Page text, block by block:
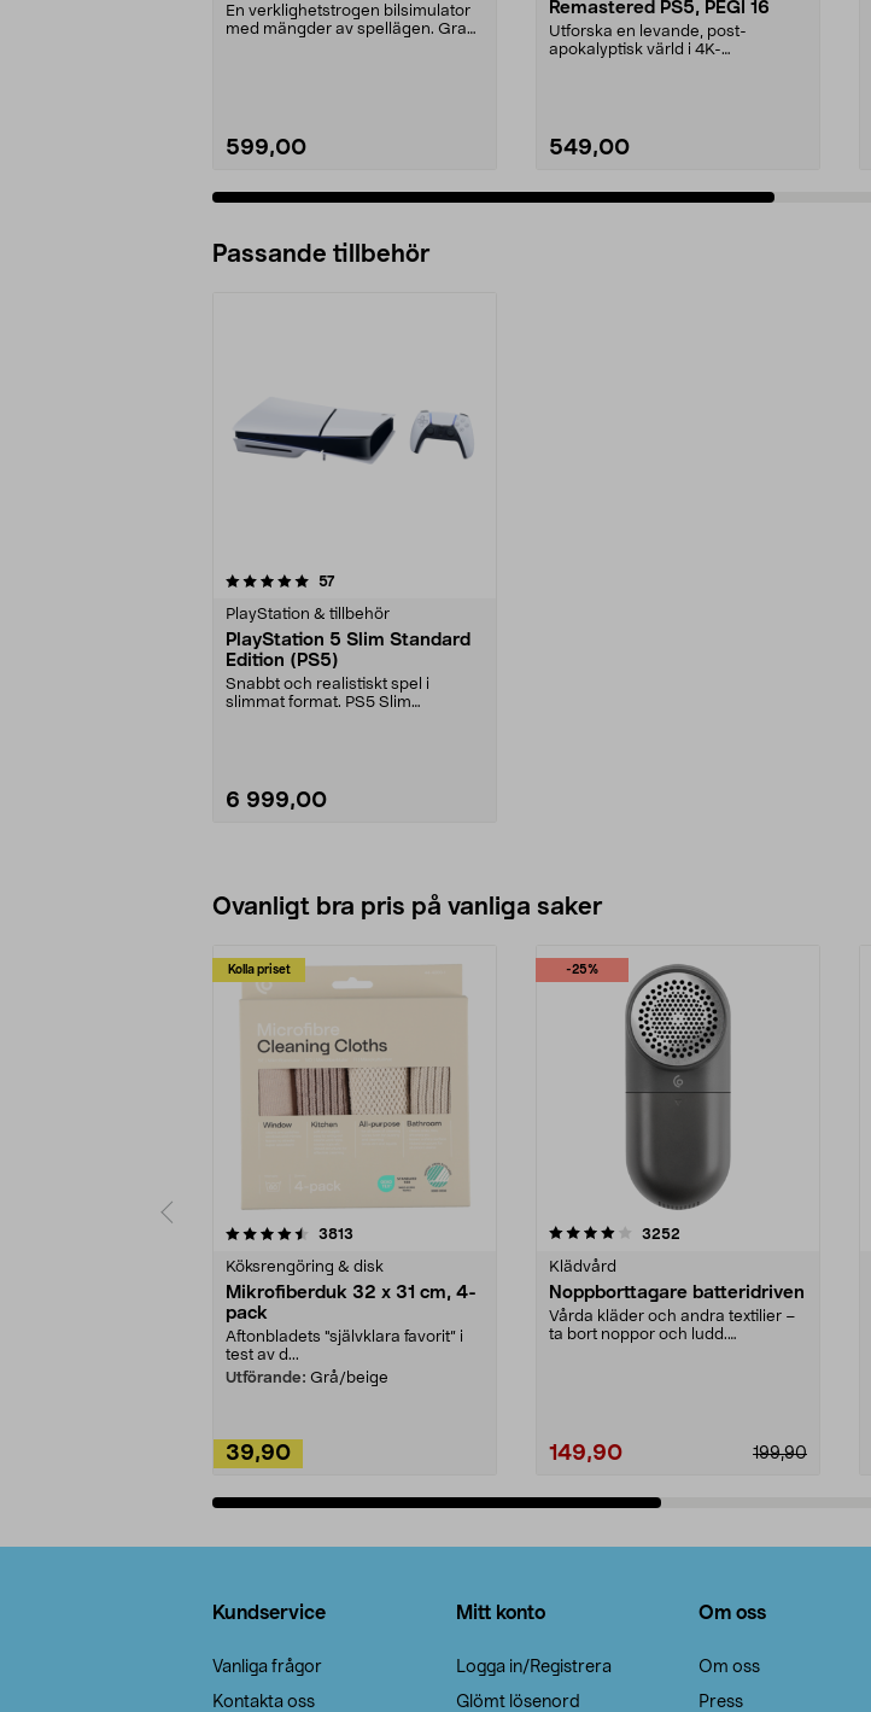
En verklighetstrogen bilsimulator
med mängder av spellägen. Gran
599,00
Remastered PS5, PEGI 16
Utforska en levande, post-
apokalyptisk värld i 4K-
549,00
Passande tillbehör
57recensioner
PlayStation & tillbehör
PlayStation 5 Slim Standard
Edition (PS5)
Snabbt och realistiskt spel i
slimmat format. PS5 Slim
6 999,00
Ovanligt bra pris på vanliga saker
Kolla priset
3813
Köksrengöring & disk
Mikrofiberduk 32 x 31 cm, 4-
pack
Aftonbladets "självklara favorit” i
test av d...
Utförande: Grå/beige
39,90
-25%
4.0av 5 stjärnor 3252
Klädvård
Noppborttagare batteridriven
Vårda kläder och andra textilier –
ta bort noppor och ludd.
199,90
149,90
4.5av 5 stjärnor
Kundservice
Vanliga frågor
Kontakta oss
Mitt konto
Logga in/Registrera
Glömt lösenord
Om oss
Om oss
Press